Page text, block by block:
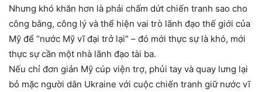
Nhưng khó khăn hơn là phải chấm dứt chiến tranh sao cho
công bằng, công lý và thể hiện vai trò lãnh đạo thế giới của
Mỹ để “nước Mỹ vĩ đại trở lại” – đó mới thực sự là khó, mới
thực sự cần một nhà lãnh đạo tài ba.
Nếu chỉ đơn giản Mỹ cúp viện trợ, phủi tay và quay lưng lại
bỏ mặc người dân Ukraine với cuộc chiến tranh giữ nước vĩ